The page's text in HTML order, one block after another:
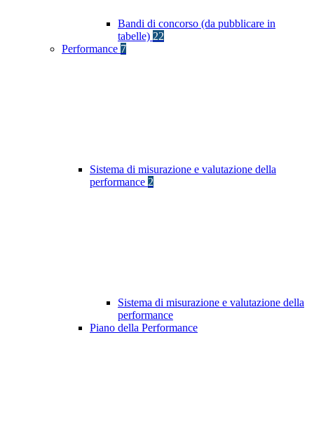
Bandi di concorso (da pubblicare in
tabelle) 22
Performance 7
Sistema di misurazione e valutazione della
performance 2
Sistema di misurazione e valutazione della
performance
Piano della Performance